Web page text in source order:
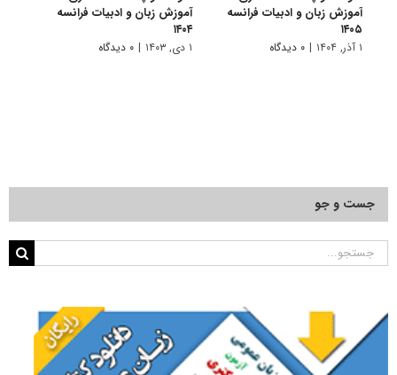
آموزش زبان و ادبیات فرانسه
۱۴۰۵
۱ آذر, ۱۴۰۴ | ۰ دیدگاه
آموزش زبان و ادبیات فرانسه
۱۴۰۴
۱ دی, ۱۴۰۳ | ۰ دیدگاه
جست و جو
جستجو